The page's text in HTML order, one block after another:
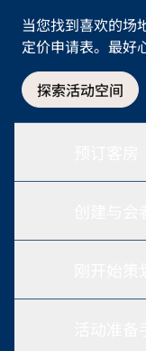
当您找到喜欢的场
定价申请表。最好
探索活动空间